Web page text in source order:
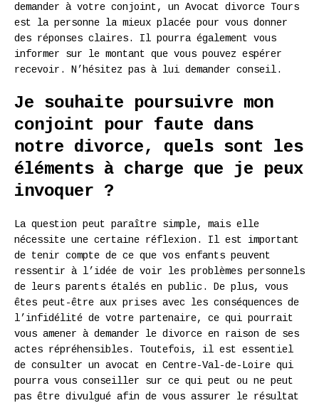
demander à votre conjoint, un Avocat divorce Tours
est la personne la mieux placée pour vous donner
des réponses claires. Il pourra également vous
informer sur le montant que vous pouvez espérer
recevoir. N’hésitez pas à lui demander conseil.
Je souhaite poursuivre mon
conjoint pour faute dans
notre divorce, quels sont les
éléments à charge que je peux
invoquer ?
La question peut paraître simple, mais elle
nécessite une certaine réflexion. Il est important
de tenir compte de ce que vos enfants peuvent
ressentir à l’idée de voir les problèmes personnels
de leurs parents étalés en public. De plus, vous
êtes peut-être aux prises avec les conséquences de
l’infidélité de votre partenaire, ce qui pourrait
vous amener à demander le divorce en raison de ses
actes répréhensibles. Toutefois, il est essentiel
de consulter un avocat en Centre-Val-de-Loire qui
pourra vous conseiller sur ce qui peut ou ne peut
pas être divulgué afin de vous assurer le résultat